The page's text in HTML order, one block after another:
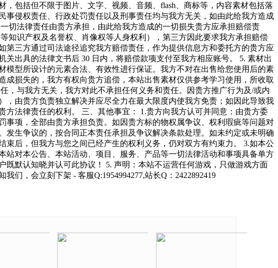
包括但不限于图片、文字、视频、音频、flash、商标等，内容素材包括落
侵权责任、行政处罚责任以及刑事责任均与我方无关，如由此给我方造成
切法律责任由贵方承担，由此给我方造成的一切损失贵方应承担赔偿责
知识产权及名誉权、肖像权等人身权利），第三方因此要求我方承担赔偿
三方通过司法途径追究我方赔偿责任，作为提供信息方和委托方的贵方应
出具的法律文书后 30 日内，将赔偿款项支付至我方相应账号。 5. 素材出
型所设计的元素合法、有效性进行保证。我方不对在出售给您使用后的素
损失的，我方有权向贵方追偿，本站出售素材仅供参考学习使用，所收取
，与我方无关，我方对此不承担任何义务和责任。因贵方推广行为及/或内
由贵方负责独立解决并应尽全力在最大限度内使我方免责；如因此导致我
法律责任的权利。 三、其他事宜： 1.贵方向我方认可并同意：由贵方委
项，全部由贵方承担负责。如因贵方标的物权属争议、权利瑕疵等问题对
生争议的，按合同正本责任承担及争议解决条款处理。如未约定或未明确
后，但我方与您之间已经产生的权利义务，仍对双方有约束力。 3.如本公
对本公告、本站活动、项目、服务、产品等一切法律活动和事项具备单方
默认知晓并认可此协议！ 5. 声明：本站不运营任何游戏，只做游戏方面
们，会立刻下架 - 客服Q:1954994277,站长Q：2422892419